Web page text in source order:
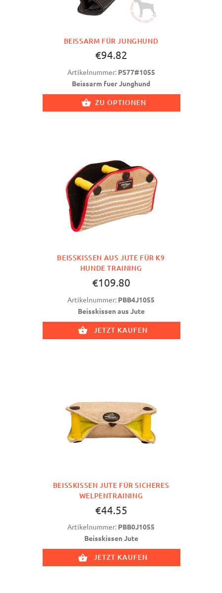
BEISSARM FÜR JUNGHUND
€94.82
Artikelnummer: PS77#1055
Beissarm fuer Junghund
ZU OPTIONEN
BEISSKISSEN AUS JUTE FÜR K9 H
UNDE TRAINING
€109.80
Artikelnummer: PBB4J1055
Beisskissen aus Jute
JETZT KAUFEN
BEISSKISSEN JUTE FÜR SICHERES W
ELPENTRAINING
€44.55
Artikelnummer: PBB0J1055
Beisskissen Jute
JETZT KAUFEN